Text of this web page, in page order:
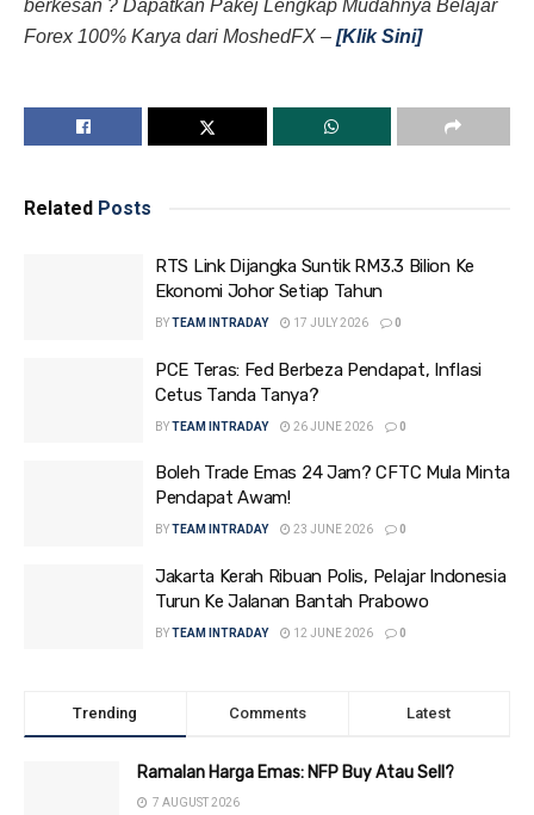
berkesan ? Dapatkan Pakej Lengkap Mudahnya Belajar
Forex 100% Karya dari MoshedFX – [Klik Sini]
Related Posts
RTS Link Dijangka Suntik RM3.3 Bilion Ke
Ekonomi Johor Setiap Tahun
BYTEAM INTRADAY 17 JULY 2026 0
PCE Teras: Fed Berbeza Pendapat, Inflasi
Cetus Tanda Tanya?
BYTEAM INTRADAY 26 JUNE 2026 0
Boleh Trade Emas 24 Jam? CFTC Mula Minta
Pendapat Awam!
BYTEAM INTRADAY 23 JUNE 2026 0
Jakarta Kerah Ribuan Polis, Pelajar Indonesia
Turun Ke Jalanan Bantah Prabowo
BYTEAM INTRADAY 12 JUNE 2026 0
Trending Comments Latest
Ramalan Harga Emas: NFP Buy Atau Sell?
7 AUGUST 2026